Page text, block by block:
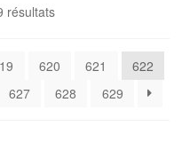
résultatsTrié
récent
au
620 621
622
627 628 629